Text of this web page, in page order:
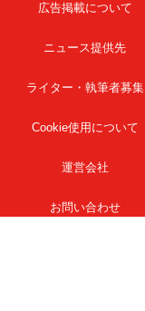
広告掲載について
ニュース提供先
ライター・執筆者募集
Cookie使用について
運営会社
お問い合わせ